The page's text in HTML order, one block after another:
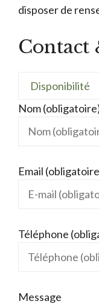
disposer de
Contact
Nom
Email
Téléphone
Message